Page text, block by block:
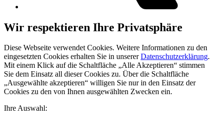
Wir respektieren Ihre Privatsphäre
Diese Webseite verwendet Cookies. Weitere Informationen zu den
eingesetzten Cookies erhalten Sie in unsererDatenschutzerklärung.
Mit einem Klick auf die Schaltfläche „Alle Akzeptieren“ stimmen
Sie dem Einsatz all dieser Cookies zu. Über die Schaltfläche
„Ausgewählte akzeptieren“ willigen Sie nur in den Einsatz der
Cookies zu den von Ihnen ausgewählten Zwecken ein.
Ihre Auswahl: